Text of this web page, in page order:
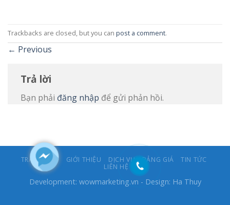
Trackbacks are closed, but you can post a comment.
← Previous
Trả lời
Bạn phải đăng nhập để gửi phản hồi.
TRANG CHỦ GIỚI THIỆU DỊCH VỤ BẢNG GIÁ
TIN TỨC
LIÊN HỆ
Development: wowmarketing.vn - Design: Ha Thuy